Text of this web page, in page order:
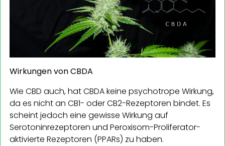
Wirkungen von CBDA
Wie CBD auch, hat CBDA keine psychotrope Wirkung,
da es nicht an CB1- oder CB2-Rezeptoren bindet. Es
scheint jedoch eine gewisse Wirkung auf
Serotoninrezeptoren und Peroxisom-Proliferator-
aktivierte Rezeptoren (PPARs) zu haben.